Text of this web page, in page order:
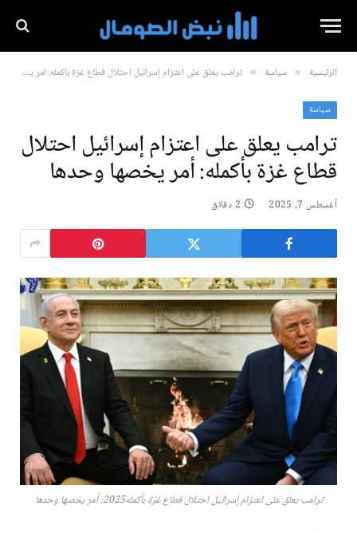
الرئيسية » سياسة » ترامب يعلق على اعتزام إسرائيل احتلال قطاع غزة بأكمله: أمر يخصها وحدها
سياسة
ترامب يعلق على اعتزام إسرائيل احتلال
قطاع غزة بأكمله: أمر يخصها وحدها
أغسطس 7, 2025 2 دقائق
ترامب يعلق على اعتزام إسرائيل احتلال قطاع غزة بأكمله2025: أمر يخصها وحدها